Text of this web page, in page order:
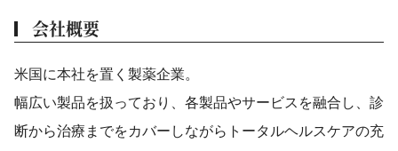
会社概要
米国に本社を置く製薬企業。
幅広い製品を扱っており、各製品やサービスを融合し、診
断から治療までをカバーしながらトータルヘルスケアの充